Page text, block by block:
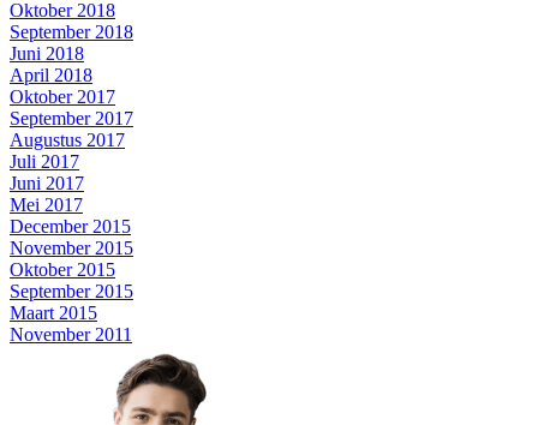
Oktober 2018
September 2018
Juni 2018
April 2018
Oktober 2017
September 2017
Augustus 2017
Juli 2017
Juni 2017
Mei 2017
December 2015
November 2015
Oktober 2015
September 2015
Maart 2015
November 2011